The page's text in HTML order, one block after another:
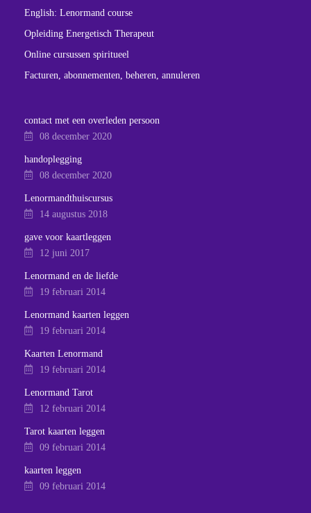
English: Lenormand course
Opleiding Energetisch Therapeut
Online cursussen spiritueel
Facturen, abonnementen, beheren, annuleren
contact met een overleden persoon
08 december 2020
handoplegging
08 december 2020
Lenormandthuiscursus
14 augustus 2018
gave voor kaartleggen
12 juni 2017
Lenormand en de liefde
19 februari 2014
Lenormand kaarten leggen
19 februari 2014
Kaarten Lenormand
19 februari 2014
Lenormand Tarot
12 februari 2014
Tarot kaarten leggen
09 februari 2014
kaarten leggen
09 februari 2014